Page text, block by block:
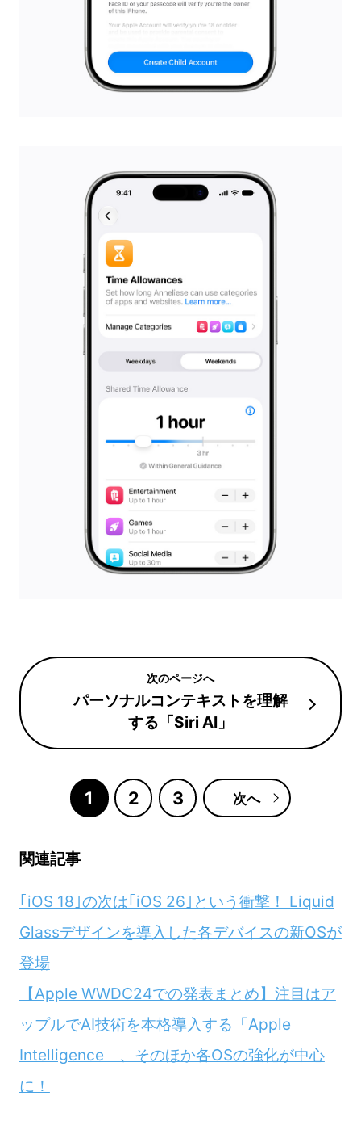
パーソナルコンテキストを理解
する「Siri AI」
1 2 3 次へ
関連記事
｢iOS 18｣の次は｢iOS 26｣という衝撃！ Liquid
Glassデザインを導入した各デバイスの新OSが
登場
【Apple WWDC24での発表まとめ】注目はア
ップルでAI技術を本格導入する「Apple
Intelligence」、そのほか各OSの強化が中心
に！